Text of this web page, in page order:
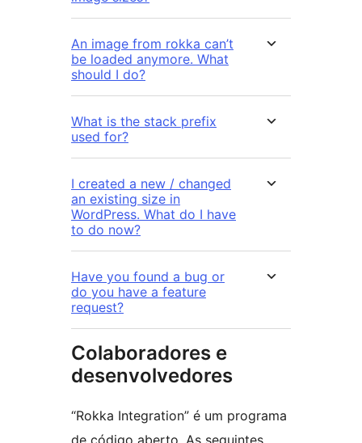
An image from rokka can’t
be loaded anymore. What
should I do?
What is the stack prefix
used for?
I created a new / changed
an existing size in
WordPress. What do I have
to do now?
Have you found a bug or
do you have a feature
request?
Colaboradores e
desenvolvedores
“Rokka Integration” é um programa